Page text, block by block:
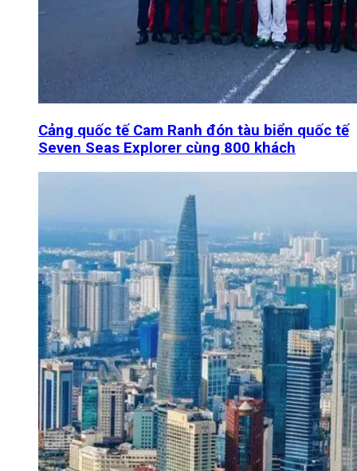
Cảng quốc tế Cam Ranh đón tàu biển quốc tế
Seven Seas Explorer cùng 800 khách